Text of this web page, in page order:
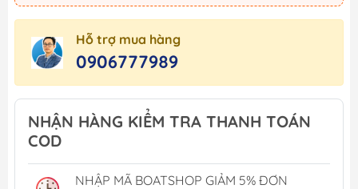
Hỗ trợ mua hàng
0906777989
NHẬN HÀNG KIỂM TRA THANH TOÁN
COD
NHẬP MÃ BOATSHOP GIẢM 5% ĐƠN